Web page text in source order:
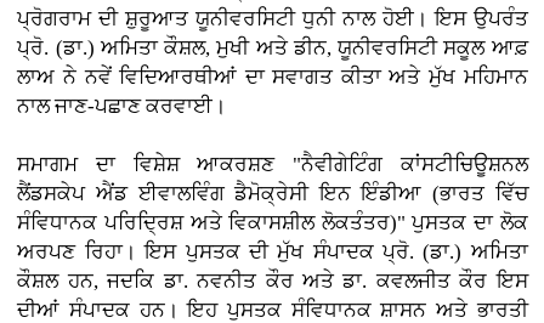
ਪ੍ਰੋਗਰਾਮ ਦੀ ਸ਼ੁਰੂਆਤ ਯੂਨੀਵਰਸਿਟੀ ਧੁਨੀ ਨਾਲ ਹੋਈ। ਇਸ ਉਪਰੰਤ
ਪ੍ਰੋ. (ਡਾ.) ਅਮਿਤਾ ਕੌਸ਼ਲ, ਮੁਖੀ ਅਤੇ ਡੀਨ, ਯੂਨੀਵਰਸਿਟੀ ਸਕੂਲ ਆਫ਼
ਲਾਅ ਨੇ ਨਵੇਂ ਵਿਦਿਆਰਥੀਆਂ ਦਾ ਸਵਾਗਤ ਕੀਤਾ ਅਤੇ ਮੁੱਖ ਮਹਿਮਾਨ
ਨਾਲ ਜਾਣ-ਪਛਾਣ ਕਰਵਾਈ।
ਸਮਾਗਮ ਦਾ ਵਿਸ਼ੇਸ਼ ਆਕਰਸ਼ਣ "ਨੈਵੀਗੇਟਿੰਗ ਕਾਂਸਟੀਚਿਊਸ਼ਨਲ
ਲੈਂਡਸਕੇਪ ਐਂਡ ਈਵਾਲਵਿੰਗ ਡੈਮੋਕ੍ਰੇਸੀ ਇਨ ਇੰਡੀਆ (ਭਾਰਤ ਵਿੱਚ
ਸੰਵਿਧਾਨਕ ਪਰਿਦ੍ਰਿਸ਼ ਅਤੇ ਵਿਕਾਸਸ਼ੀਲ ਲੋਕਤੰਤਰ)" ਪੁਸਤਕ ਦਾ ਲੋਕ
ਅਰਪਣ ਰਿਹਾ। ਇਸ ਪੁਸਤਕ ਦੀ ਮੁੱਖ ਸੰਪਾਦਕ ਪ੍ਰੋ. (ਡਾ.) ਅਮਿਤਾ
ਕੌਸ਼ਲ ਹਨ, ਜਦਕਿ ਡਾ. ਨਵਨੀਤ ਕੌਰ ਅਤੇ ਡਾ. ਕਵਲਜੀਤ ਕੌਰ ਇਸ
ਦੀਆਂ ਸੰਪਾਦਕ ਹਨ। ਇਹ ਪੁਸਤਕ ਸੰਵਿਧਾਨਕ ਸ਼ਾਸਨ ਅਤੇ ਭਾਰਤੀ